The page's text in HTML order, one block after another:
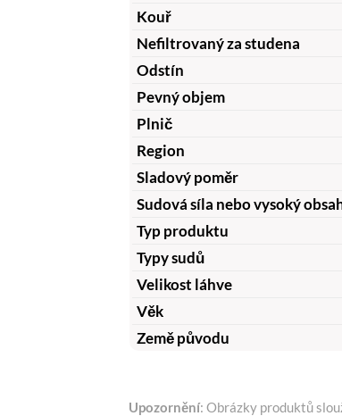
Kouř
Nefiltrovaný za studena
Odstín
Pevný objem
Plnič
Region
Sladový poměr
Sudová síla nebo vysoký
Typ produktu
Typy sudů
Velikost láhve
Věk
Země původu
Upozornění: Obrázky produktů